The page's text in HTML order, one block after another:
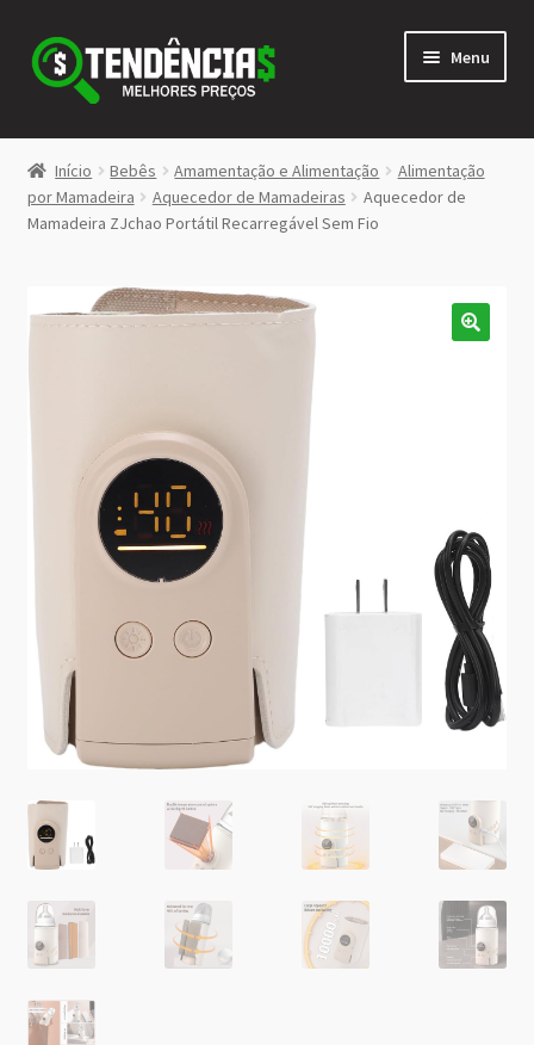
Pular
para
navegação
Pular
para
conteúdo
Menu
LOJA
<>
Início Bebês Amamentação e Alimentação
Alimentação
por Mamadeira
Aquecedor de Mamadeiras
Aquecedor de
Mamadeira ZJchao Portátil Recarregável Sem Fio